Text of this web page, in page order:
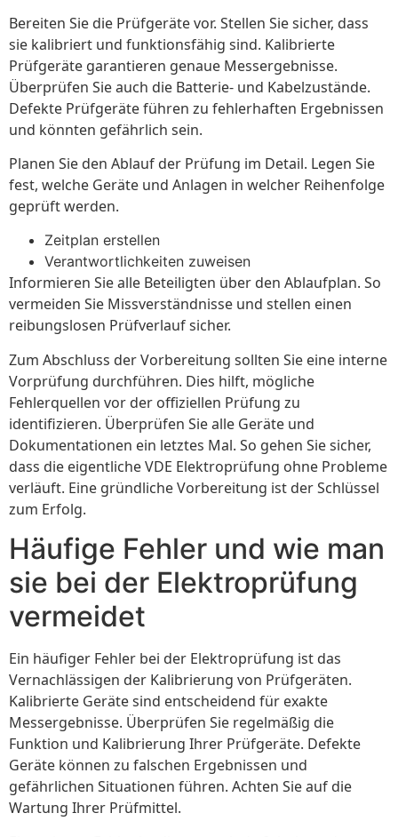
Bereiten Sie die Prüfgeräte vor. Stellen Sie sicher, dass
sie kalibriert und funktionsfähig sind. Kalibrierte
Prüfgeräte garantieren genaue Messergebnisse.
Überprüfen Sie auch die Batterie- und Kabelzustände.
Defekte Prüfgeräte führen zu fehlerhaften Ergebnissen
und könnten gefährlich sein.
Planen Sie den Ablauf der Prüfung im Detail. Legen Sie
fest, welche Geräte und Anlagen in welcher Reihenfolge
geprüft werden.
Zeitplan erstellen
Verantwortlichkeiten zuweisen
Informieren Sie alle Beteiligten über den Ablaufplan. So
vermeiden Sie Missverständnisse und stellen einen
reibungslosen Prüfverlauf sicher.
Zum Abschluss der Vorbereitung sollten Sie eine interne
Vorprüfung durchführen. Dies hilft, mögliche
Fehlerquellen vor der offiziellen Prüfung zu
identifizieren. Überprüfen Sie alle Geräte und
Dokumentationen ein letztes Mal. So gehen Sie sicher,
dass die eigentliche VDE Elektroprüfung ohne Probleme
verläuft. Eine gründliche Vorbereitung ist der Schlüssel
zum Erfolg.
Häufige Fehler und wie man
sie bei der Elektroprüfung
vermeidet
Ein häufiger Fehler bei der Elektroprüfung ist das
Vernachlässigen der Kalibrierung von Prüfgeräten.
Kalibrierte Geräte sind entscheidend für exakte
Messergebnisse. Überprüfen Sie regelmäßig die
Funktion und Kalibrierung Ihrer Prüfgeräte. Defekte
Geräte können zu falschen Ergebnissen und
gefährlichen Situationen führen. Achten Sie auf die
Wartung Ihrer Prüfmittel.